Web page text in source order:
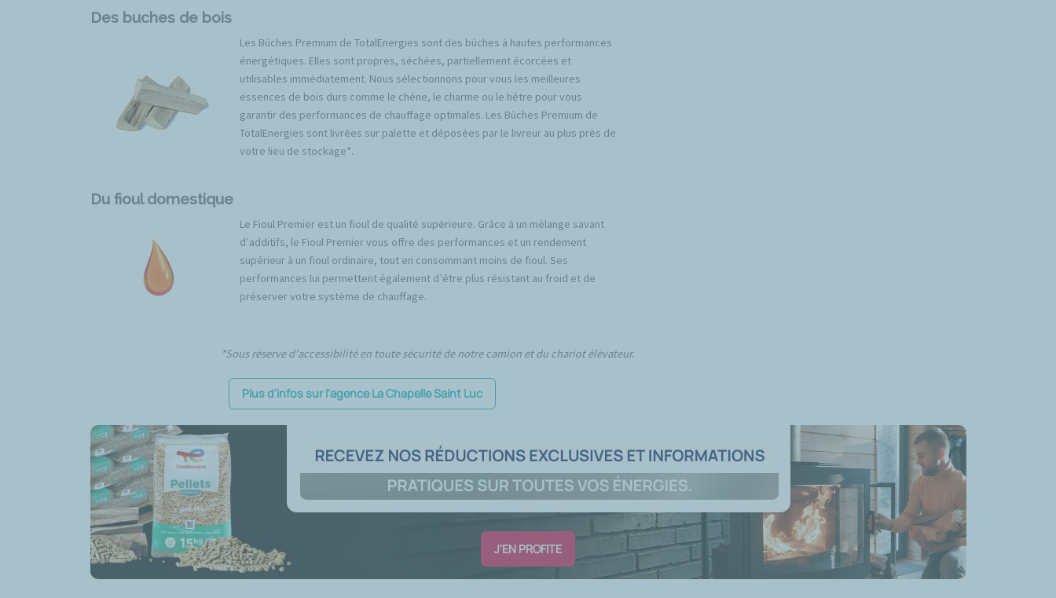
Des buches de bois
Les Bûches Premium de TotalEnergies sont des bûches à hautes performances
énergétiques. Elles sont propres, séchées, partiellement écorcées et
utilisables immédiatement. Nous sélectionnons pour vous les meilleures
essences de bois durs comme le chêne, le charme ou le hêtre pour vous
garantir des performances de chauffage optimales. Les Bûches Premium de
TotalEnergies sont livrées sur palette et déposées par le livreur au plus près de
votre lieu de stockage*.
Du fioul domestique
Le Fioul Premier est un fioul de qualité supérieure. Grâce à un mélange savant
d’additifs, le Fioul Premier vous offre des performances et un rendement
supérieur à un fioul ordinaire, tout en consommant moins de fioul. Ses
performances lui permettent également d’être plus résistant au froid et de
préserver votre système de chauffage.
*Sous réserve d'accessibilité en toute sécurité de notre camion et du chariot élévateur.
Plus d'infos sur l'agence La Chapelle Saint Luc
J'EN PROFITE